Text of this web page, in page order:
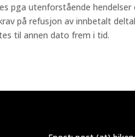
pga utenforstående
på refusjon av innbetalt
til annen dato frem i tid.